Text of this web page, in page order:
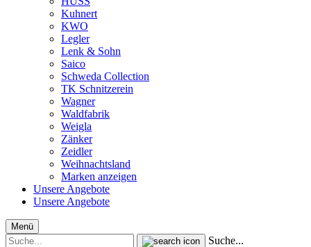
Kuhnert
KWO
Legler
Lenk & Sohn
Saico
Schweda Collection
TK Schnitzerein
Wagner
Waldfabrik
Weigla
Zänker
Zeidler
Weihnachtsland
Marken anzeigen
Unsere Angebote
Unsere Angebote
Menü
Suche...